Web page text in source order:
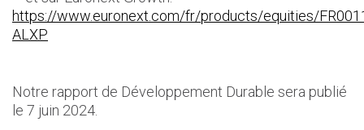
https://www.euronext.com/fr/products/equities/
ALXP
Notre rapport de Développement Durable sera publié
le 7 juin 2024.